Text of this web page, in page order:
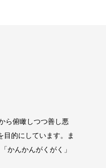
ら俯瞰しつつ善し悪
的にしています。ま
かんかんがくがく」